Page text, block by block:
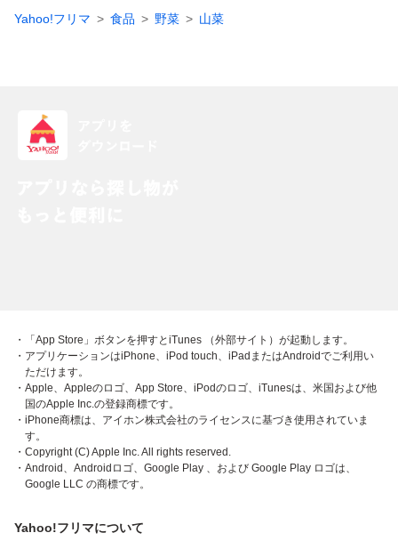
Yahoo!フリマ 食品 野菜 山菜
・「App Store」ボタンを押すとiTunes （外部サイト）が起動します。
・アプリケーションはiPhone、iPod touch、iPadまたはAndroidでご利用い
ただけます。
・Apple、Appleのロゴ、App Store、iPodのロゴ、iTunesは、米国および他
国のApple Inc.の登録商標です。
・iPhone商標は、アイホン株式会社のライセンスに基づき使用されていま
す。
・Copyright (C) Apple Inc. All rights reserved.
・Android、Androidロゴ、Google Play 、および Google Play ロゴは、
Google LLC の商標です。
Yahoo!フリマについて